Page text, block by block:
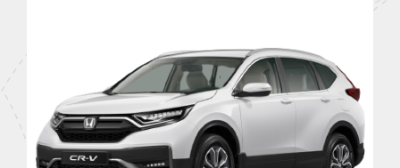
МОТОЦИКЛИ
КРЕДИТ
СТРАХУВАННЯ
КОРПОРАТИВНИМ КЛІЄНТАМ